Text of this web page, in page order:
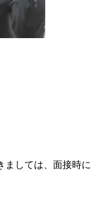
しては、面接時に